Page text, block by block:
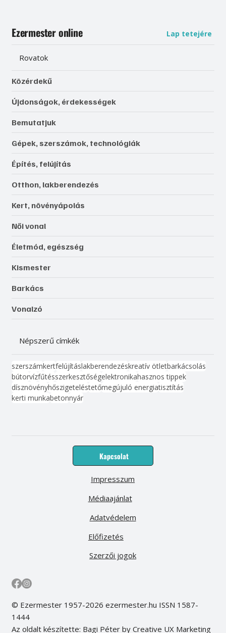
Ezermester online Lap tetejére
Rovatok
Közérdekű
Újdonságok, érdekességek
Bemutatjuk
Gépek, szerszámok, technológiák
Építés, felújítás
Otthon, lakberendezés
Kert, növényápolás
Női vonal
Életmód, egészség
Kismester
Barkács
Vonalzó
Népszerű címkék
szerszámkertfelújításlakberendezéskreatív ötletbarkácsolás
bútorvízfűtésszerkesztőségelektronikahasznos tippek
dísznövényhőszigeteléstetőmegújuló energiatisztítás
kerti munkabetonnyár
Kapcsolat
Médiaajánlat
Előfizetés
Impresszum
Adatvédelem
Szerzői jogok
© Ezermester 1957-2026 ezermester.hu ISSN 1587-
1444
Az oldalt készítette: Bagi Péter by Creative UX Marketing